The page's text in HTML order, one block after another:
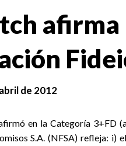
afirma
de 2012
en la Categoría 3+FD
S.A. (NFSA) refleja: i)